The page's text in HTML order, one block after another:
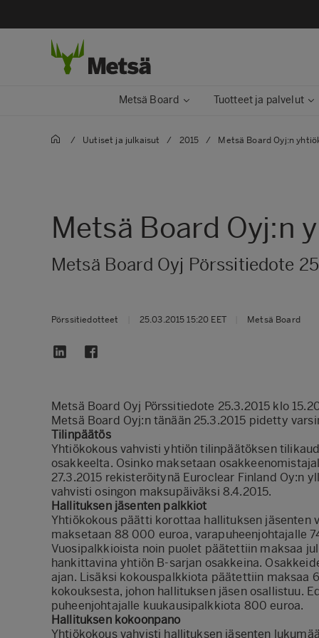
Metsä Board Tuotteet ja palvelut
/ Uutiset ja julkaisut / 2015 / Metsä Board Oyj:n
Metsä Board Oyj:n
Metsä Board Oyj Pörssitiedote
Pörssitiedotteet 25.03.2015 15:20 EET Metsä Board
Metsä Board Oyj Pörssitiedote 25.3.2015 klo
Metsä Board Oyj:n tänään 25.3.2015 pidetty
Tilinpäätös
Yhtiökokous vahvisti yhtiön tilinpäätöksen
osakkeelta. Osinko maksetaan
27.3.2015 rekisteröitynä Euroclear Finland Oy:n
vahvisti osingon maksupäiväksi 8.4.2015.
Hallituksen jäsenten palkkiot
Yhtiökokous päätti korottaa hallituksen jäsenten
maksetaan 88 000 euroa, varapuheenjohtajalle
Vuosipalkkioista noin puolet päätettiin maksaa
hankittavina yhtiön B-sarjan osakkeina.
ajan. Lisäksi kokouspalkkiota päätettiin maksaa
kokouksesta, johon hallituksen jäsen osallistuu.
puheenjohtajalle kuukausipalkkiota 800 euroa.
Hallituksen kokoonpano
Yhtiökokous vahvisti hallituksen jäsenten